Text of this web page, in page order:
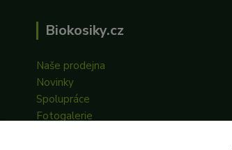
Biokosiky.cz
Naše prodejna
Novinky
Spolupráce
Fotogalerie